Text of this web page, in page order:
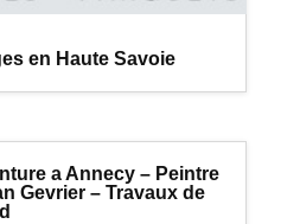
en Haute Savoie
a Annecy – Peintre
Gevrier – Travaux de